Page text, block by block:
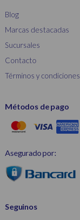
Blog
Marcas destacadas
Sucursales
Contacto
Términos y condiciones
Métodos de pago
Asegurado por:
Seguinos